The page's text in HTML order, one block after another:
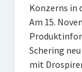
Konzerns in
Am 15.
Schering
mit